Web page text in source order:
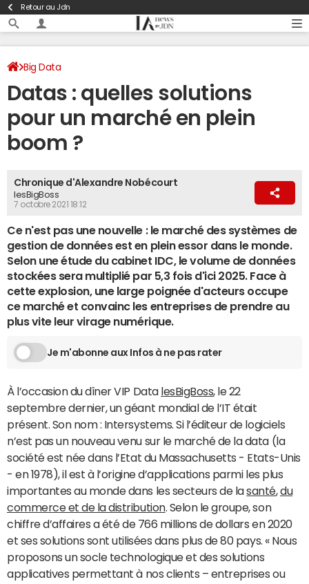
Retour au Jdn
Big Data
Datas : quelles solutions
pour un marché en plein
boom ?
Chronique d'Alexandre Nobécourt
lesBigBoss
7 octobre 2021 18:12
Ce n'est pas une nouvelle : le marché des systèmes de
gestion de données est en plein essor dans le monde.
Selon une étude du cabinet IDC, le volume de données
stockées sera multiplié par 5,3 fois d'ici 2025. Face à
cette explosion, une large poignée d'acteurs occupe
ce marché et convainc les entreprises de prendre au
plus vite leur virage numérique.
Je m'abonne aux Infos à ne pas rater
À l’occasion du dîner VIP Data lesBigBoss, le 22
septembre dernier, un géant mondial de l’IT était
présent. Son nom : Intersystems. Si l’éditeur de logiciels
n’est pas un nouveau venu sur le marché de la data (la
société est née dans l’Etat du Massachusetts - Etats-Unis
- en 1978), il est à l’origine d’applications parmi les plus
importantes au monde dans les secteurs de lasanté,du
commerce et de la distribution. Selon le groupe, son
chiffre d’affaires a été de 766 millions de dollars en 2020
et ses solutions sont utilisées dans plus de 80 pays. « Nous
proposons un socle technologique et des solutions
applicatives permettant à nos clients – entreprises ou